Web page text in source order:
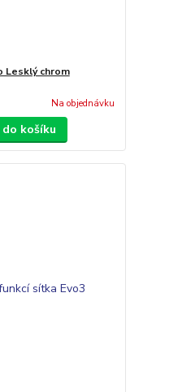
chrom
Na objednávku
košíku